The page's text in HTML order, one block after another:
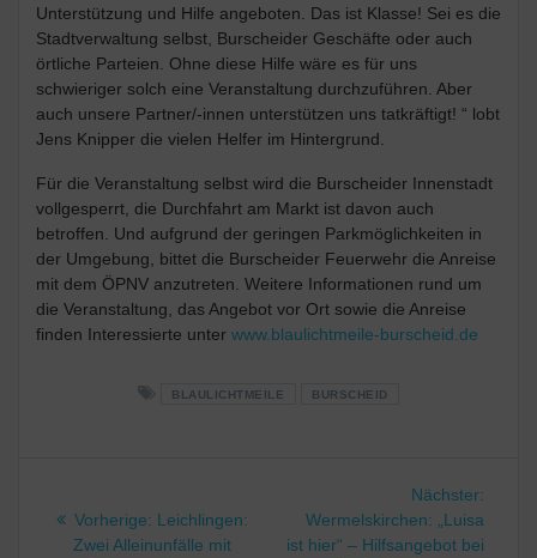
Unterstützung und Hilfe angeboten. Das ist Klasse! Sei es die
Stadtverwaltung selbst, Burscheider Geschäfte oder auch
örtliche Parteien. Ohne diese Hilfe wäre es für uns
schwieriger solch eine Veranstaltung durchzuführen. Aber
auch unsere Partner/-innen unterstützen uns tatkräftigt! “ lobt
Jens Knipper die vielen Helfer im Hintergrund.
Für die Veranstaltung selbst wird die Burscheider Innenstadt
vollgesperrt, die Durchfahrt am Markt ist davon auch
betroffen. Und aufgrund der geringen Parkmöglichkeiten in
der Umgebung, bittet die Burscheider Feuerwehr die Anreise
mit dem ÖPNV anzutreten. Weitere Informationen rund um
die Veranstaltung, das Angebot vor Ort sowie die Anreise
finden Interessierte unter www.blaulichtmeile-burscheid.de
BLAULICHTMEILE BURSCHEID
Beitragsnavigation
Vorherige: Vorheriger
Beitrag:
Leichlingen:
Zwei Alleinunfälle mit
Nächster:
Wermelskirchen: „Luisa
ist hier“ – Hilfsangebot bei